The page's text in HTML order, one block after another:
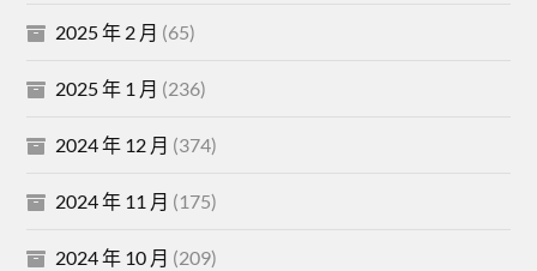
2025 年 2 月 (65)
2025 年 1 月 (236)
2024 年 12 月 (374)
2024 年 11 月 (175)
2024 年 10 月 (209)